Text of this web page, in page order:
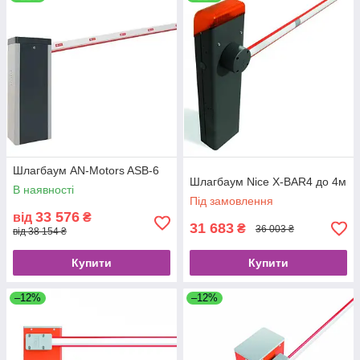
Популярні моделі
Шлагбаум AN-Motors ASB-6
В наявності
від 33 576 ₴
від 38 154 ₴
Купити
Шлагбаум Nice X-BAR4 до 4м
Під замовлення
31 683 ₴ 36 003 ₴
Купити
–12% –12%